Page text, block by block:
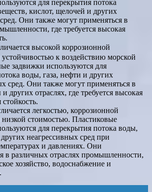
для перекрытия потока
кислот, щелочей и других
Они также могут применяться в
где требуется высокая
высокой коррозионной
к воздействию морской
задвижки используются для
воды, газа, нефти и других
сред. Они также могут применяться в
других отраслях, где требуется высокая
легкостью, коррозионной
низкой стоимостью. Пластиковые
для перекрытия потока воды,
неагрессивных сред при
и давлениях. Они
в различных отраслях промышленности,
хозяйство, водоснабжение и